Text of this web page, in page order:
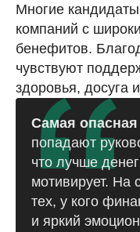
Многие
компаний с
бенефитов.
чувствуют
здоровья, досуга
Самая
попадают
что лучше
мотивирует. На
тех, у кого
и яркий